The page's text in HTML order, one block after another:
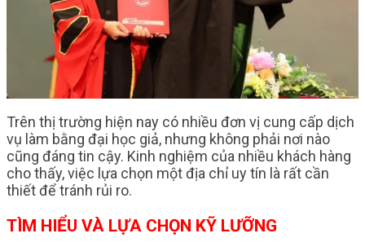
Trên thị trường hiện nay có nhiều đơn vị cung cấp dịch
vụ làm bằng đại học giả, nhưng không phải nơi nào
cũng đáng tin cậy. Kinh nghiệm của nhiều khách hàng
cho thấy, việc lựa chọn một địa chỉ uy tín là rất cần
thiết để tránh rủi ro.
TÌM HIỂU VÀ LỰA CHỌN KỸ LƯỠNG